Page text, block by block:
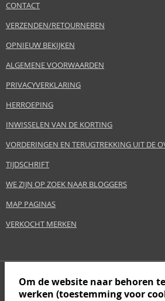
CONTACT
VERZENDEN/RETOURNEREN
OPNIEUW BEKIJKEN
ALGEMENE VOORWAARDEN
PRIVACYVERKLARING
HERROEPING
INWISSELEN VAN DE KORTING
VORDERINGEN EN TERUGTREKKING UIT DE
TIJDSCHRIFT
WE ZIJN OP ZOEK NAAR BLOGGERS
MAP PAGINAS
VERKOCHT MERKEN
Om de website naar behoren
werken (toestemming voor